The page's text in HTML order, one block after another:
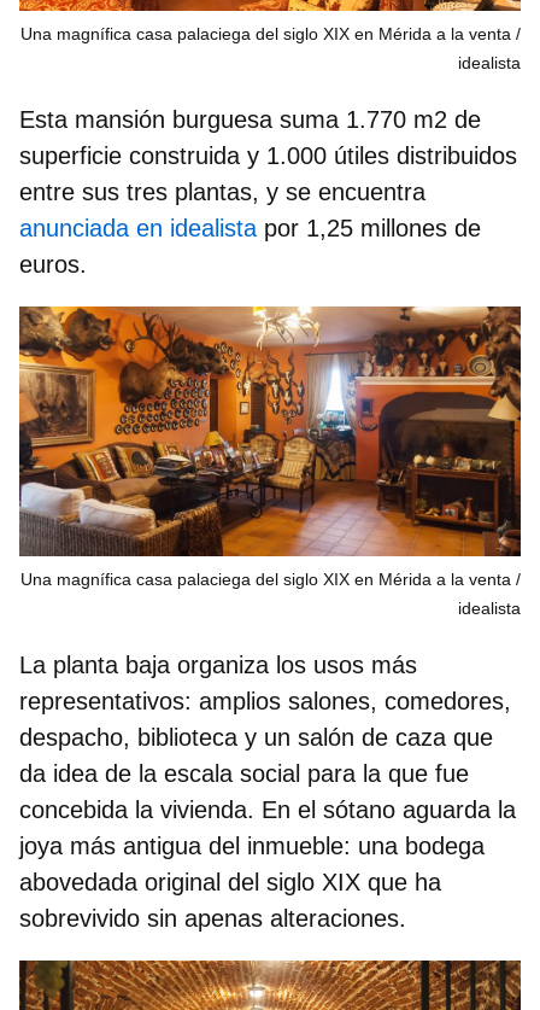
Una magnífica casa palaciega del siglo XIX en Mérida a la venta
idealista
Esta mansión burguesa suma 1.770 m2 de
superficie construida y 1.000 útiles distribuidos
entre sus tres plantas, y se encuentra
anunciada en idealista por 1,25 millones de
euros.
Una magnífica casa palaciega del siglo XIX en Mérida a la venta
idealista
La planta baja organiza los usos más
representativos: amplios salones, comedores,
despacho, biblioteca y un salón de caza que
da idea de la escala social para la que fue
concebida la vivienda. En el sótano aguarda la
joya más antigua del inmueble: una bodega
abovedadaoriginal del siglo XIX que ha
sobrevivido sin apenas alteraciones.